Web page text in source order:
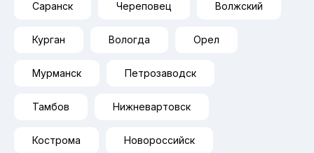
Саранск Череповец Волжский
Курган Вологда Орел
Мурманск Петрозаводск
Тамбов Нижневартовск
Кострома Новороссийск